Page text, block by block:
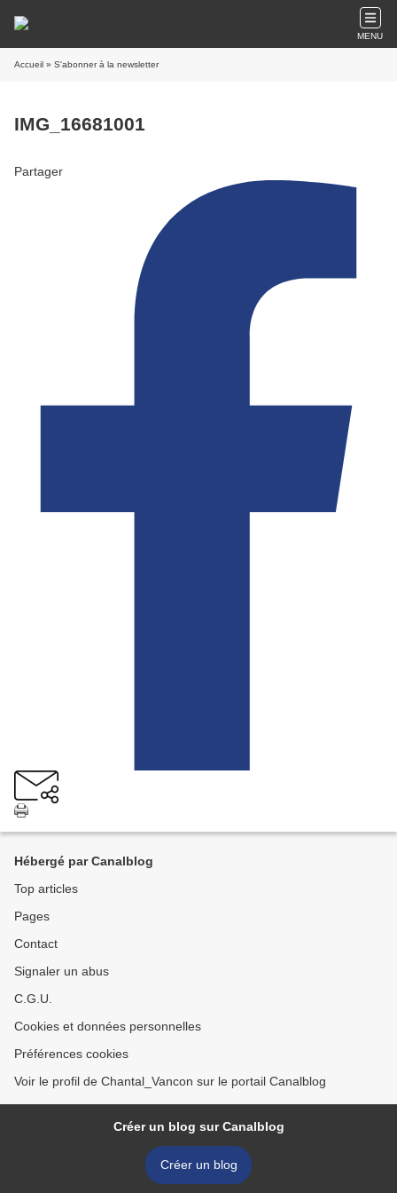
MENU
Accueil » S'abonner à la newsletter
IMG_16681001
Partager
Hébergé par Canalblog
Top articles
Pages
Contact
Signaler un abus
C.G.U.
Cookies et données personnelles
Préférences cookies
Voir le profil de Chantal_Vancon sur le portail Canalblog
Créer un blog sur Canalblog
Créer un blog